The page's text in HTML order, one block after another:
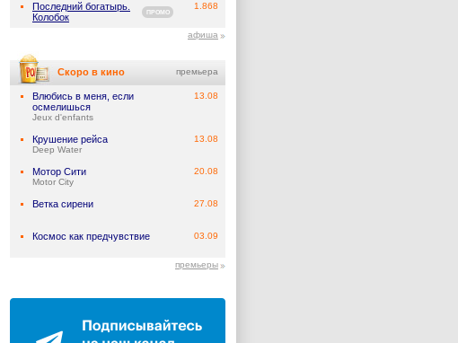
Последний богатырь.
Колобок
ПРОМО
1.868
афиша
Скоро в кино премьера
Влюбись в меня, если
осмелишься
Jeux d'enfants
13.08
Крушение рейса
Deep Water
13.08
Мотор Сити
Motor City
20.08
Ветка сирени 27.08
Космос как предчувствие 03.09
премьеры